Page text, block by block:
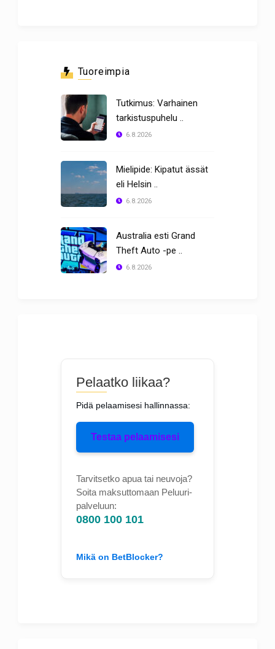
Tuoreimpia
Tutkimus: Varhainen
tarkistuspuhelu ..
6.8.2026
Mielipide: Kipatut ässät
eli Helsin ..
6.8.2026
Australia esti Grand
Theft Auto -pe ..
6.8.2026
Pelaatko liikaa?
Pidä pelaamisesi hallinnassa:
Testaa pelaamisesi
Tarvitsetko apua tai neuvoja?
Soita maksuttomaan Peluuri-
palveluun:
0800 100 101
Mikä on BetBlocker?